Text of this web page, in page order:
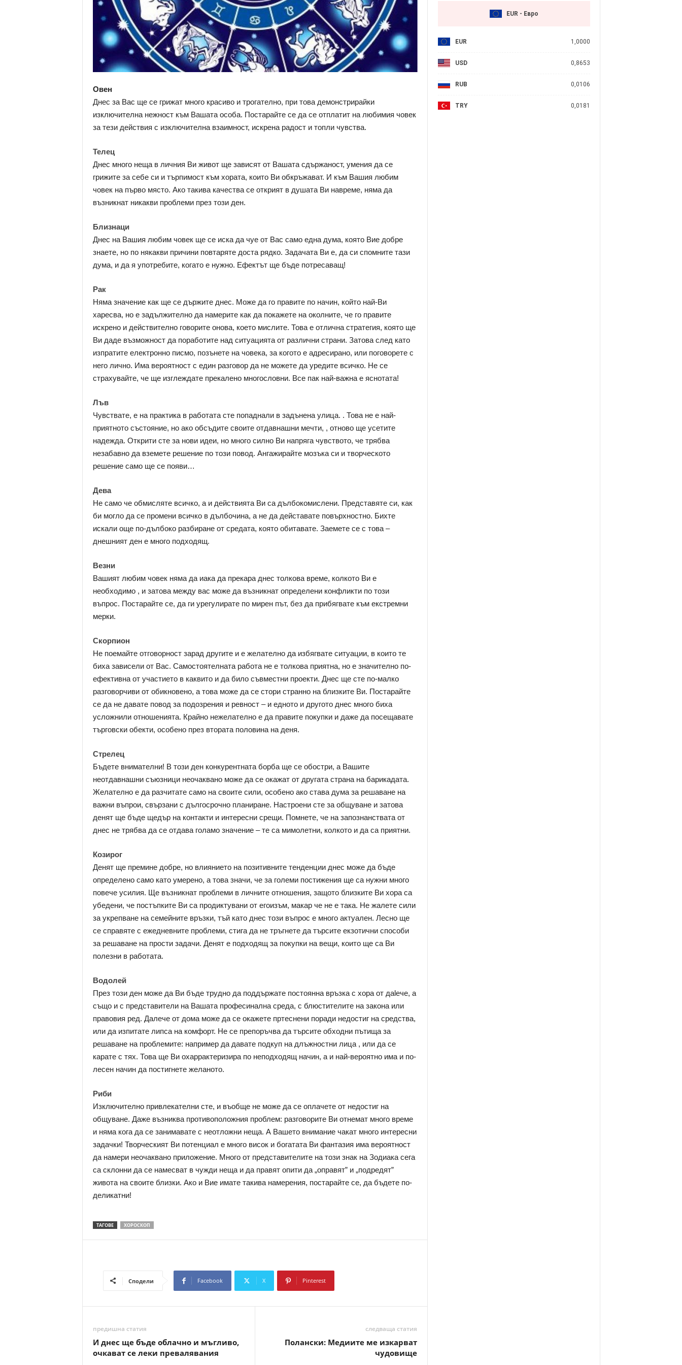
Овен
Днес за Вас ще се грижат много красиво и трогателно, при това демонстрирайки
изключителна нежност към Вашата особа. Постарайте се да се отплатит на любимия човек
за тези действия с изключителна взаимност, искрена радост и топли чувства.
Телец
Днес много неща в личния Ви живот ще зависят от Вашата сдържаност, умения да се
грижите за себе си и търпимост към хората, които Ви обкръжават. И към Вашия любим
човек на първо място. Ако такива качества се открият в душата Ви навреме, няма да
възникнат никакви проблеми през този ден.
Близнаци
Днес на Вашия любим човек ще се иска да чуе от Вас само една дума, която Вие добре
знаете, но по някакви причини повтаряте доста рядко. Задачата Ви е, да си спомните тази
дума, и да я употребите, когато е нужно. Ефектът ще бъде потресаващ!
Рак
Няма значение как ще се държите днес. Може да го правите по начин, който най-Ви
харесва, но е задължително да намерите как да покажете на околните, че го правите
искрено и действително говорите онова, което мислите. Това е отлична стратегия, която ще
Ви даде възможност да поработите над ситуацията от различни страни. Затова след като
изпратите електронно писмо, позънете на човека, за когото е адресирано, или поговорете с
него лично. Има вероятност с един разговор да не можете да уредите всичко. Не се
страхувайте, че ще изглеждате прекалено многословни. Все пак най-важна е яснотата!
Лъв
Чувствате, е на практика в работата сте попаднали в задънена улица. . Това не е най-
приятното състояние, но ако обсъдите своите отдавнашни мечти, , отново ще усетите
надежда. Открити сте за нови идеи, но много силно Ви напряга чувството, че трябва
незабавно да вземете решение по този повод. Ангажирайте мозъка си и творческото
решение само ще се появи…
Дева
Не само че обмисляте всичко, а и действията Ви са дълбокомислени. Представяте си, как
би могло да се промени всичко в дълбочина, а не да дейставате повърхностно. Бихте
искали още по-дълбоко разбиране от средата, която обитавате. Заемете се с това –
днешният ден е много подходящ.
Везни
Вашият любим човек няма да иака да прекара днес толкова време, колкото Ви е
необходимо , и затова между вас може да възникнат определени конфликти по този
въпрос. Постарайте се, да ги урегулирате по мирен път, без да прибягвате към екстремни
мерки.
Скорпион
Не поемайте отговорност зарад другите и е желателно да избягвате ситуации, в които те
биха зависели от Вас. Самостоятелната работа не е толкова приятна, но е значително по-
ефективна от участието в каквито и да било съвместни проекти. Днес ще сте по-малко
разговорчиви от обикновено, а това може да се стори странно на близките Ви. Постарайте
се да не давате повод за подозрения и ревност – и едното и другото днес много биха
усложнили отношенията. Крайно нежелателно е да правите покупки и даже да посещавате
търговски обекти, особено през втората половина на деня.
Стрелец
Бъдете внимателни! В този ден конкурентната борба ще се обостри, а Вашите
неотдавнашни съюзници неочаквано може да се окажат от другата страна на барикадата.
Желателно е да разчитате само на своите сили, особено ако става дума за решаване на
важни въпрои, свързани с дългосрочно планиране. Настроени сте за общуване и затова
денят ще бъде щедър на контакти и интересни срещи. Помнете, че на запознанствата от
днес не трябва да се отдава голамо значение – те са мимолетни, колкото и да са приятни.
Козирог
Денят ще премине добре, но влиянието на позитивните тенденции днес може да бъде
определено само като умерено, а това значи, че за големи постижения ще са нужни много
повече усилия. Ще възникнат проблеми в личните отношения, защото близките Ви хора са
убедени, че постъпките Ви са продиктувани от егоизъм, макар че не е така. Не жалете сили
за укрепване на семейните връзки, тъй като днес този въпрос е много актуален. Лесно ще
се справяте с ежедневните проблеми, стига да не тръгнете да търсите екзотични способи
за решаване на прости задачи. Денят е подходящ за покупки на вещи, които ще са Ви
полезни в работата.
Водолей
През този ден може да Ви бъде трудно да поддържате постоянна връзка с хора от даlече, а
също и с представители на Вашата професинална среда, с блюстителите на закона или
правовия ред. Далече от дома може да се окажете пртеснени поради недостиг на средства,
или да изпитате липса на комфорт. Не се препоръчва да търсите обходни пътища за
решаване на проблемите: например да давате подкуп на длъжностни лица , или да се
карате с тях. Това ще Ви охаррактеризира по неподходящ начин, а и най-вероятно има и по-
лесен начин да постигнете желаното.
Риби
Изключително привлекателни сте, и въобще не може да се оплачете от недостиг на
общуване. Даже възниква противоположния проблем: разговорите Ви отнемат много време
и няма кога да се занимавате с неотложни неща. А Вашето внимание чакат много интересни
задачки! Творческият Ви потенциал е много висок и богатата Ви фантазия има вероятност
да намери неочаквано приложение. Много от представителите на този знак на Зодиака сега
са склонни да се намесват в чужди неща и да правят опити да „оправят” и „подредят”
живота на своите близки. Ако и Вие имате такива намерения, постарайте се, да бъдете по-
деликатни!
ТАГОВЕ ХОРОСКОП
Сподели Facebook X Pinterest
предишна статия
И днес ще бъде облачно и мъгливо,
очкават се леки превалявания
следваща статия
Полански: Медиите ме изкарват
чудовище
EUR - Евро
EUR 1,0000
USD 0,8653
RUB 0,0106
TRY 0,0181